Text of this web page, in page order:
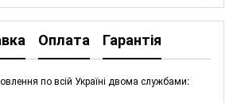
Оплата Гарантія
по всій Україні двома службами: